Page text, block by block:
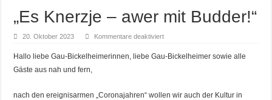
„Es Knerzje – awer mit Budder!“
20. Oktober 2023 Kommentare deaktiviertfür
–
Hallo liebe Gau-Bickelheimerinnen, liebe Gau-Bickelheimer sowie alle
Gäste aus nah und fern,
nach den ereignisarmen „Coronajahren“ wollen wir auch der Kultur in